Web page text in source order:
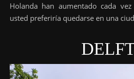
Holanda han aumentado cada
usted preferiría quedarse en una